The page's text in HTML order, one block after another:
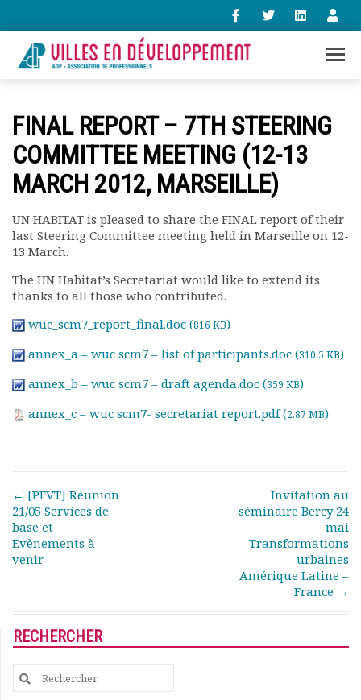
contact@villes-developpement.org
Accueil
Qui sommes-nous ?
Présentation vidéo
Le bureau
Statuts de l’association
Vie de l’association
Assemblées générales
Comptes rendus mensuels
Rapports financiers
Nous rejoindre
Bulletins Villes en
développement
Kiosk
Ressources
Nos actions
Concours vidéo
Matinales
Nos partenaires
FINAL REPORT – 7TH STEERING
COMMITTEE MEETING (12-13
MARCH 2012, MARSEILLE)
UN HABITAT is pleased to share the FINAL report of their
last Steering Committee meeting held in Marseille on 12-
13 March.
The UN Habitat’s Secretariat would like to extend its
thanks to all those who contributed.
wuc_scm7_report_final.doc (816 KB)
annex_a – wuc scm7 – list of participants.doc (310.5 KB)
annex_b – wuc scm7 – draft agenda.doc (359 KB)
annex_c – wuc scm7- secretariat report.pdf (2.87 MB)
Post navigation
← [PFVT] Réunion
21/05 Services de
base et
Evènements à
venir
Invitation au
séminaire Bercy 24
mai
Transformations
urbaines
Amérique Latine –
France →
RECHERCHER
Search
for: